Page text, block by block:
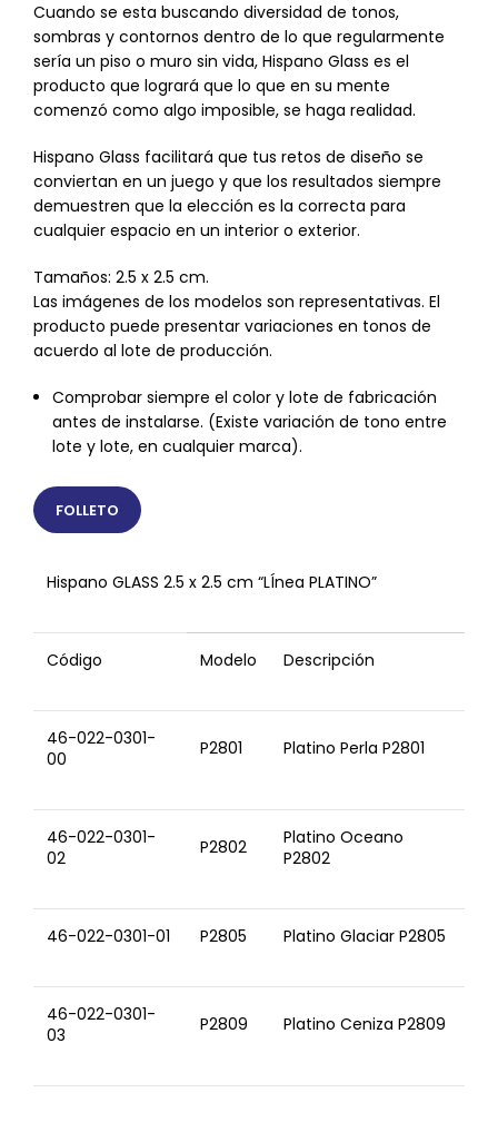
Cuando se esta buscando diversidad de tonos,
sombras y contornos dentro de lo que regularmente
sería un piso o muro sin vida, Hispano Glass es el
producto que logrará que lo que en su mente
comenzó como algo imposible, se haga realidad.
Hispano Glass facilitará que tus retos de diseño se
conviertan en un juego y que los resultados siempre
demuestren que la elección es la correcta para
cualquier espacio en un interior o exterior.
Tamaños: 2.5 x 2.5 cm.
Las imágenes de los modelos son representativas. El
producto puede presentar variaciones en tonos de
acuerdo al lote de producción.
Comprobar siempre el color y lote de fabricación
antes de instalarse. (Existe variación de tono entre
lote y lote, en cualquier marca).
FOLLETO
Hispano GLASS 2.5 x 2.5 cm “LÍnea PLATINO”
Código Modelo Descripción
46-022-0301-
00
P2801 Platino Perla P2801
46-022-0301-
02
P2802
Platino Oceano
P2802
46-022-0301-01 P2805 Platino Glaciar P2805
46-022-0301-
03
P2809 Platino Ceniza P2809